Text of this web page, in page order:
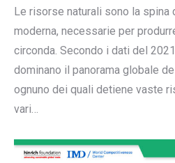
Le risorse naturali sono la spina
moderna, necessarie per
circonda. Secondo i dati del
dominano il panorama globale
ognuno dei quali detiene vaste
vari…